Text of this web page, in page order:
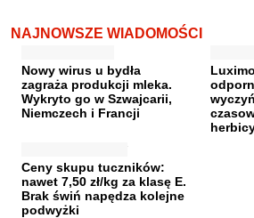
NAJNOWSZE WIADOMOŚCI
Nowy wirus u bydła
zagraża produkcji mleka.
Wykryto go w Szwajcarii,
Niemczech i Francji
Ceny skupu tuczników:
nawet 7,50 zł/kg za klasę E.
Brak świń napędza kolejne
podwyżki